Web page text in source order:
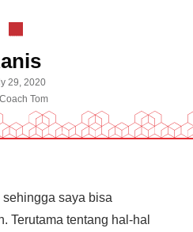
29, 2020
Coach Tom
sehingga saya bisa
Terutama tentang hal-hal